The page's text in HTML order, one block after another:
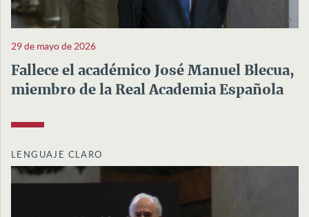
29 de mayo de 2026
Fallece el académico José Manuel Blecua,
miembro de la Real Academia Española
LENGUAJE CLARO